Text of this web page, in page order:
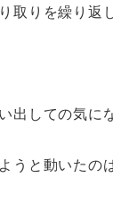
取りを繰り返
出しての気に
うと動いたの